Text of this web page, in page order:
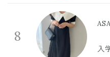
8
入